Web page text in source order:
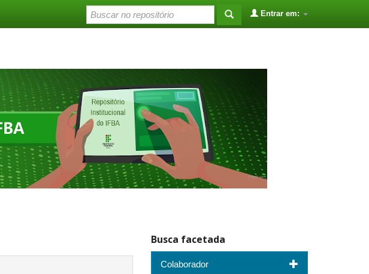
Entrar em:
Busca facetada
Colaborador